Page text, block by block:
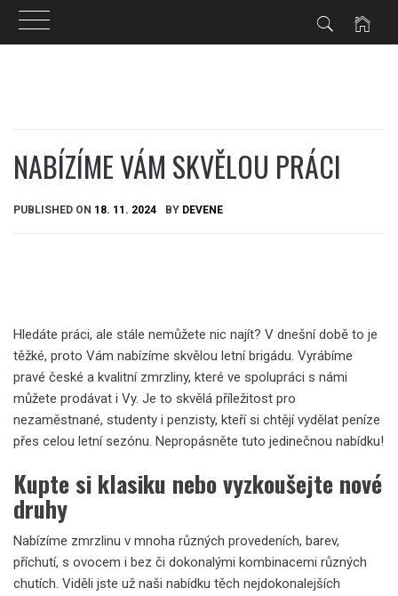
NABÍZÍME VÁM SKVĚLOU PRÁCI
PUBLISHED ON 18. 11. 2024 BY DEVENE
Hledáte práci, ale stále nemůžete nic najít? V dnešní době to je
těžké, proto Vám nabízíme skvělou letní brigádu. Vyrábíme
pravé české a kvalitní zmrzliny, které ve spolupráci s námi
můžete prodávat i Vy. Je to skvělá příležitost pro
nezaměstnané, studenty i penzisty, kteří si chtějí vydělat peníze
přes celou letní sezónu. Nepropásněte tuto jedinečnou nabídku!
Kupte si klasiku nebo vyzkoušejte nové
druhy
Nabízíme zmrzlinu v mnoha různých provedeních, barev,
příchutí, s ovocem i bez či dokonalými kombinacemi různých
chutích. Viděli jste už naši nabídku těch nejdokonalejších